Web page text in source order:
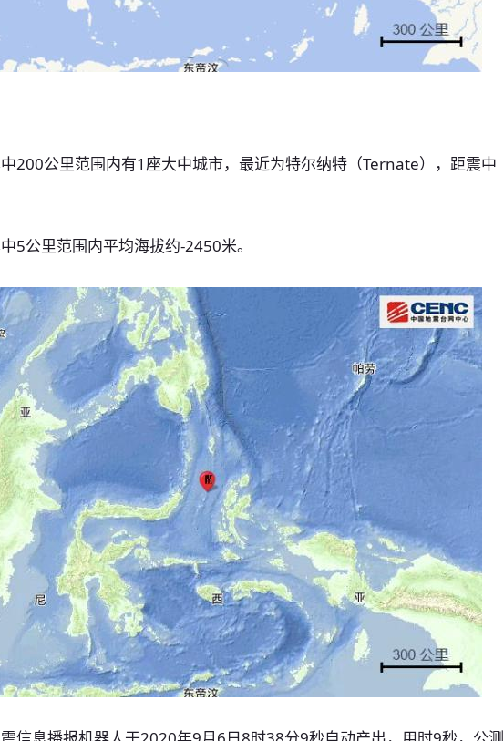
200公里范围内有1座大中城市，最近为特尔纳特（Ternate），距震中
5公里范围内平均海拔约-2450米。